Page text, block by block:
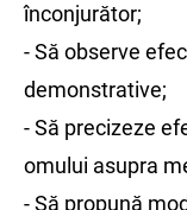
înconjurător;
- Să observe
demonstrative;
- Să precizeze
omului asupra
- Să propună